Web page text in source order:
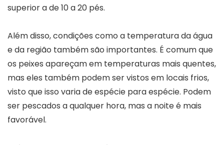
superior a de 10 a 20 pés.
Além disso, condições como a temperatura da água
e da região também são importantes. É comum que
os peixes apareçam em temperaturas mais quentes,
mas eles também podem ser vistos em locais frios,
visto que isso varia de espécie para espécie. Podem
ser pescados a qualquer hora, mas a noite é mais
favorável.